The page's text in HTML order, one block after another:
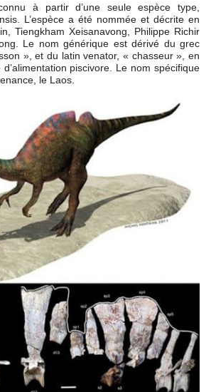
à partir d’une seule espèce type,
. L’espèce a été nommée et décrite en
Tiengkham Xeisanavong, Philippe Richir
Le nom générique est dérivé du grec
», et du latin venator, « chasseur », en
piscivore. Le nom spécifique
le Laos.